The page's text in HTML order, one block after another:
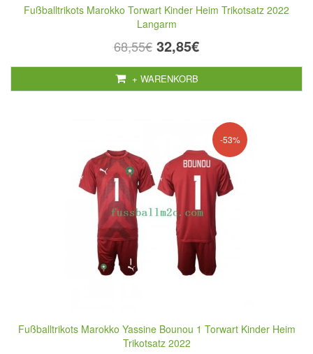
Fußballtrikots Marokko Torwart Kinder Heim Trikotsatz 2022
Langarm
68,55€ 32,85€
+ WARENKORB
-53%
Fußballtrikots Marokko Yassine Bounou 1 Torwart Kinder Heim
Trikotsatz 2022